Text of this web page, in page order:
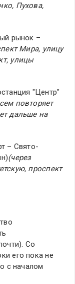
Пухова,
рынок –
Мира, улицу
улицы
"Центр"
повторяет
дальше на
– Свято-
(через
проспект
Со
его пока не
с началом